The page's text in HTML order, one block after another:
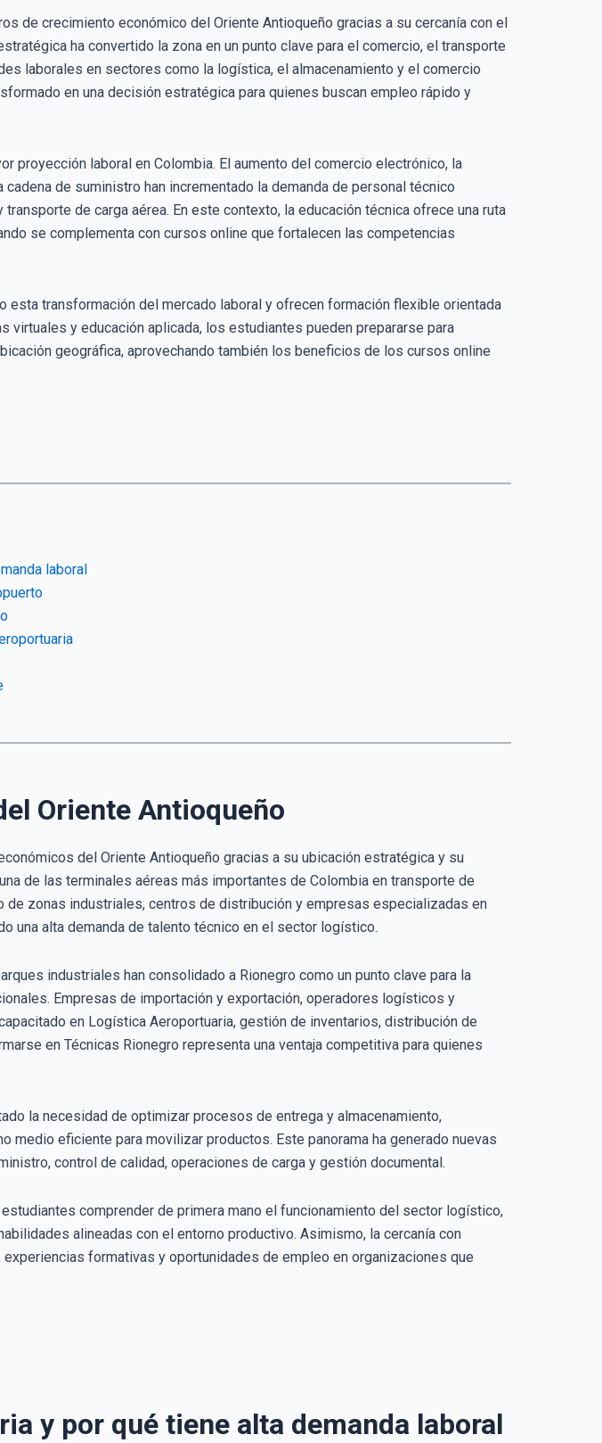
de crecimiento económico del Oriente Antioqueño gracias a su cercanía con el
ha convertido la zona en un punto clave para el comercio, el transporte
laborales en sectores como la logística, el almacenamiento y el comercio
en una decisión estratégica para quienes buscan empleo rápido y
proyección laboral en Colombia. El aumento del comercio electrónico, la
de suministro han incrementado la demanda de personal técnico
de carga aérea. En este contexto, la educación técnica ofrece una ruta
se complementa con cursos online que fortalecen las competencias
transformación del mercado laboral y ofrecen formación flexible orientada
virtuales y educación aplicada, los estudiantes pueden prepararse para
geográfica, aprovechando también los beneficios de los cursos online
laboral
Oriente Antioqueño
del Oriente Antioqueño gracias a su ubicación estratégica y su
de las terminales aéreas más importantes de Colombia en transporte de
zonas industriales, centros de distribución y empresas especializadas en
una alta demanda de talento técnico en el sector logístico.
industriales han consolidado a Rionegro como un punto clave para la
Empresas de importación y exportación, operadores logísticos y
en Logística Aeroportuaria, gestión de inventarios, distribución de
en Técnicas Rionegro representa una ventaja competitiva para quienes
la necesidad de optimizar procesos de entrega y almacenamiento,
medio eficiente para movilizar productos. Este panorama ha generado nuevas
control de calidad, operaciones de carga y gestión documental.
comprender de primera mano el funcionamiento del sector logístico,
alineadas con el entorno productivo. Asimismo, la cercanía con
formativas y oportunidades de empleo en organizaciones que
y por qué tiene alta demanda laboral